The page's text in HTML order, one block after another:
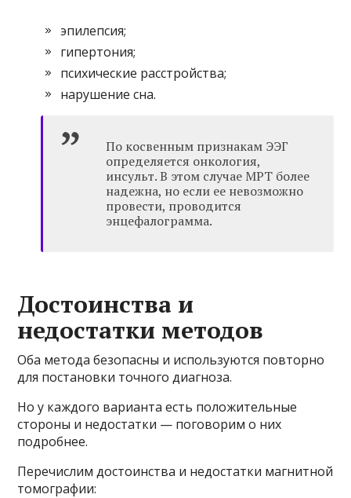
эпилепсия;
гипертония;
психические расстройства;
нарушение сна.
По косвенным признакам ЭЭГ
определяется онкология,
инсульт. В этом случае МРТ более
надежна, но если ее невозможно
провести, проводится
энцефалограмма.
Достоинства и
недостатки методов
Оба метода безопасны и используются повторно
для постановки точного диагноза.
Но у каждого варианта есть положительные
стороны и недостатки — поговорим о них
подробнее.
Перечислим достоинства и недостатки магнитной
томографии: